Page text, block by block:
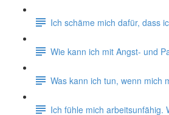
Ich schäme mich dafür, dass
Wie kann ich mit Angst- und
Was kann ich tun, wenn mich
Ich fühle mich arbeitsunfähig.